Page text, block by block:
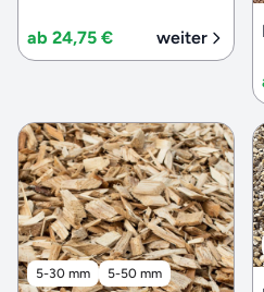
ab 24,75 € weiter
5-30 mm 5-50 mm